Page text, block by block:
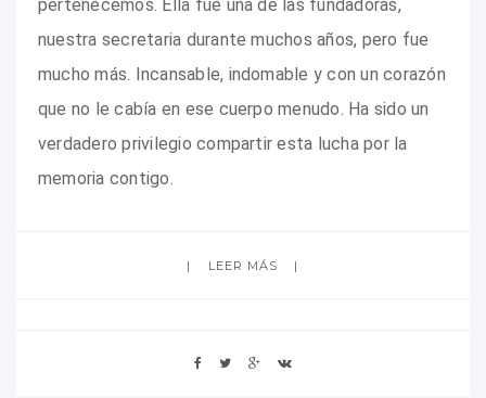
pertenecemos. Ella fue una de las fundadoras,
nuestra secretaria durante muchos años, pero fue
mucho más. Incansable, indomable y con un corazón
que no le cabía en ese cuerpo menudo. Ha sido un
verdadero privilegio compartir esta lucha por la
memoria contigo.
LEER MÁS